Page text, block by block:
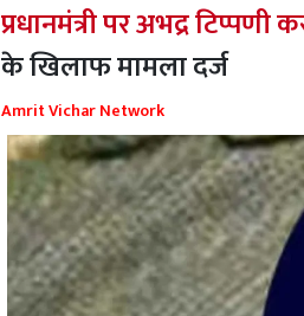
प्रधानमंत्री पर अभद्र
के खिलाफ मामला दर्ज
Amrit Vichar Network